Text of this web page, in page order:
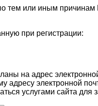
тем или иным
при регистрации:
на адрес
адресу электронной
услугами сайта для